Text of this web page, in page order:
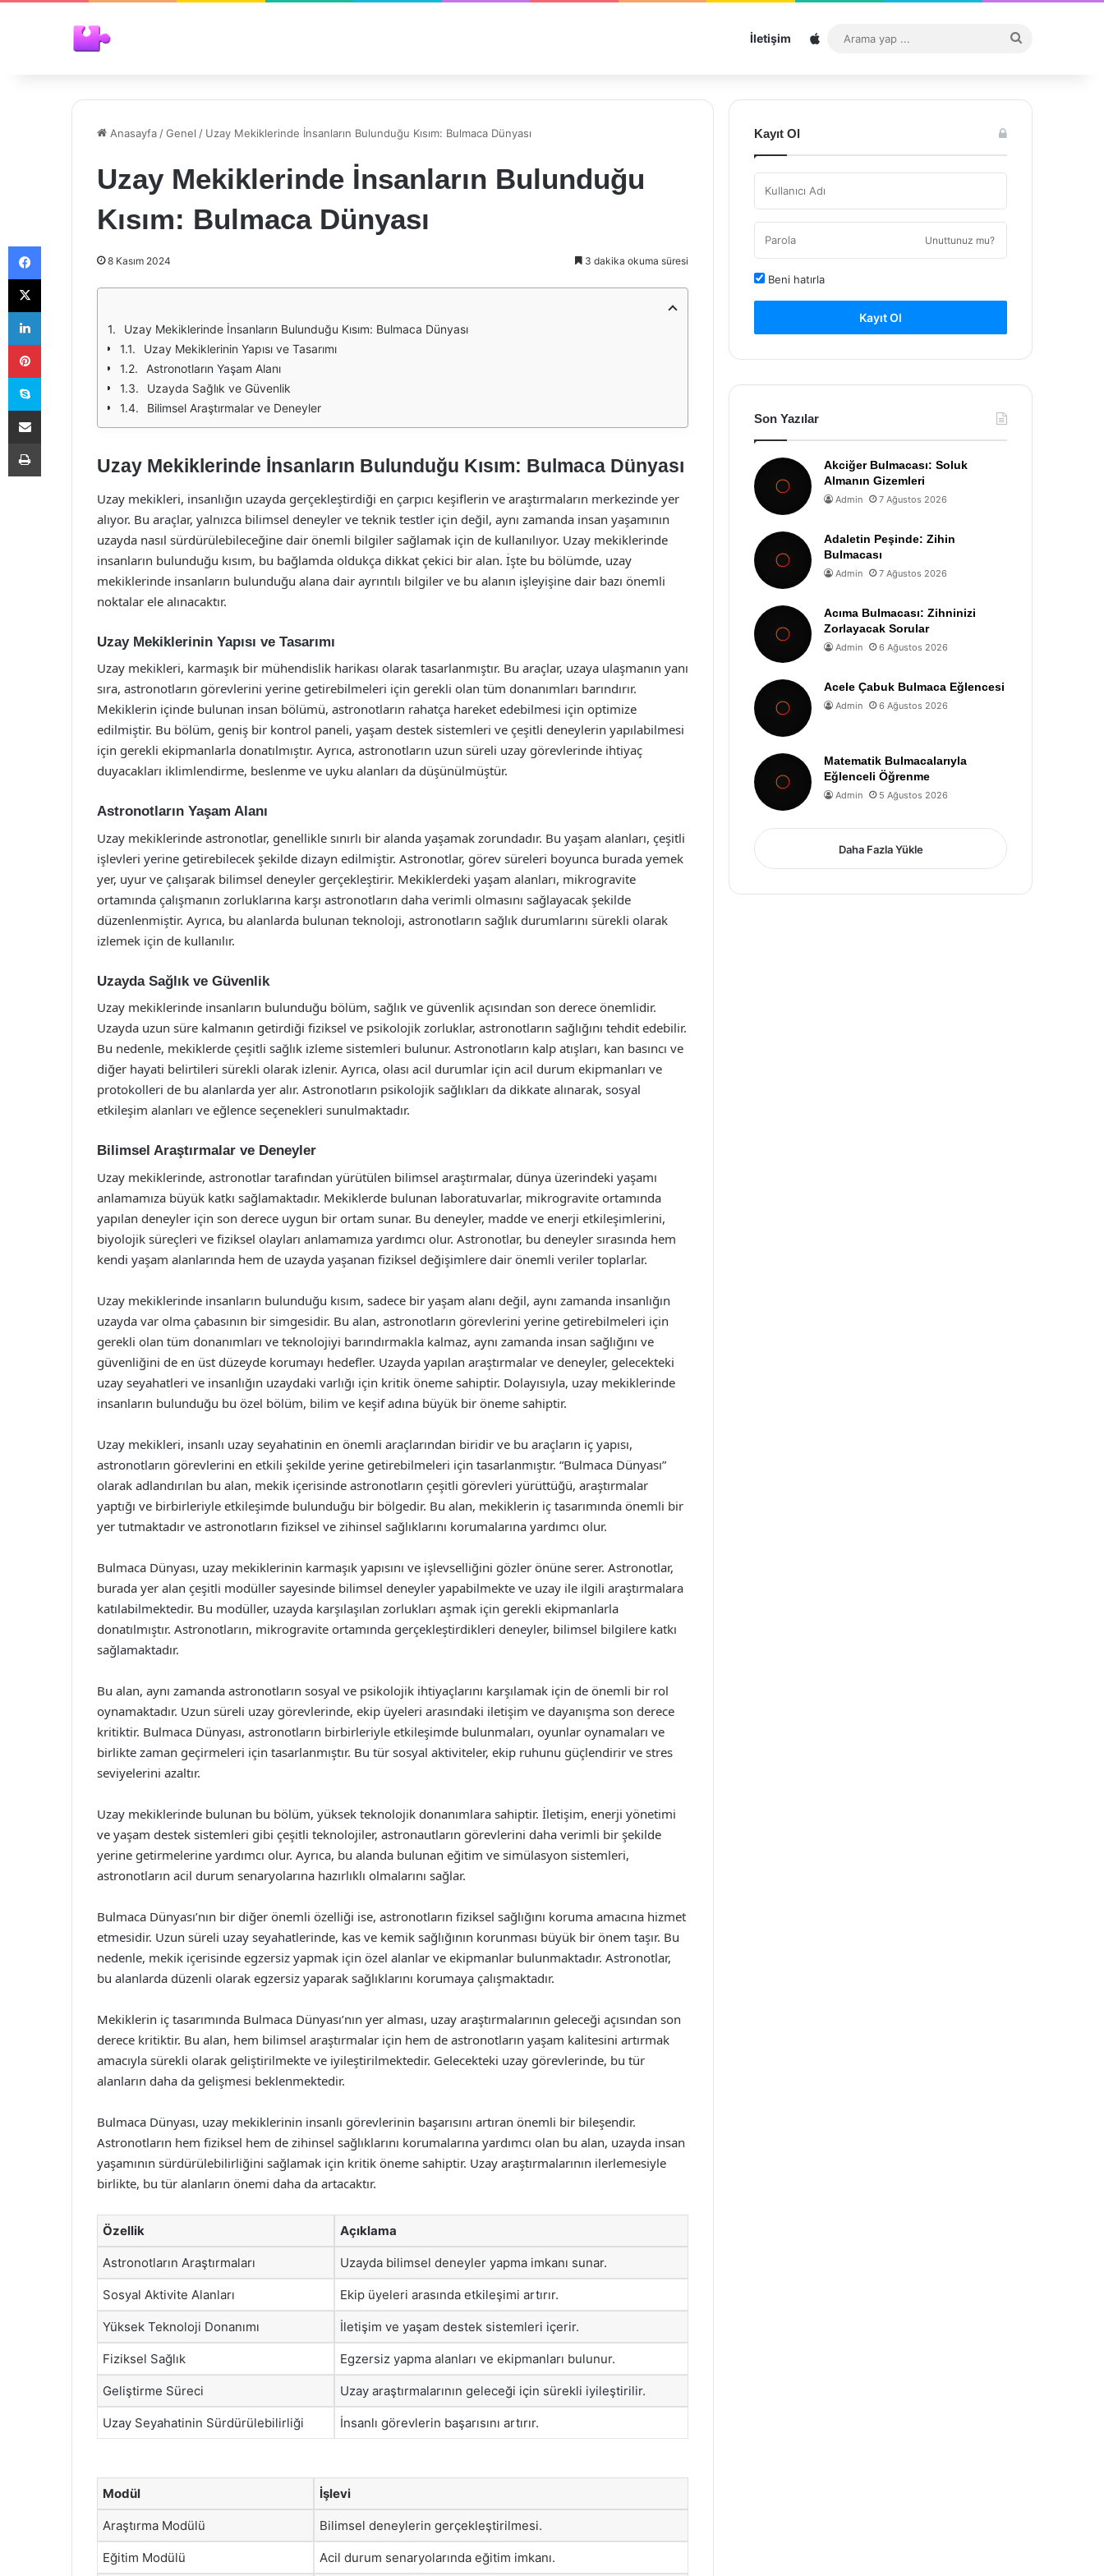
İletişim Sitemap
...
Anasayfa /Genel / Uzay Mekiklerinde İnsanların Bulunduğu Kısım: Bulmaca Dünyası
Uzay Mekiklerinde İnsanların Bulunduğu
Kısım: Bulmaca Dünyası
8 Kasım 2024 3 dakika okuma süresi
Uzay Mekiklerinde İnsanların Bulunduğu Kısım: Bulmaca Dünyası
Uzay Mekiklerinin Yapısı ve Tasarımı
Astronotların Yaşam Alanı
Uzayda Sağlık ve Güvenlik
Bilimsel Araştırmalar ve Deneyler
Uzay Mekiklerinde İnsanların Bulunduğu Kısım: Bulmaca Dünyası
Uzay mekikleri, insanlığın uzayda gerçekleştirdiği en çarpıcı keşiflerin ve araştırmaların merkezinde yer
alıyor. Bu araçlar, yalnızca bilimsel deneyler ve teknik testler için değil, aynı zamanda insan yaşamının
uzayda nasıl sürdürülebileceğine dair önemli bilgiler sağlamak için de kullanılıyor. Uzay mekiklerinde
insanların bulunduğu kısım, bu bağlamda oldukça dikkat çekici bir alan. İşte bu bölümde, uzay
mekiklerinde insanların bulunduğu alana dair ayrıntılı bilgiler ve bu alanın işleyişine dair bazı önemli
noktalar ele alınacaktır.
Uzay Mekiklerinin Yapısı ve Tasarımı
Uzay mekikleri, karmaşık bir mühendislik harikası olarak tasarlanmıştır. Bu araçlar, uzaya ulaşmanın yanı
sıra, astronotların görevlerini yerine getirebilmeleri için gerekli olan tüm donanımları barındırır.
Mekiklerin içinde bulunan insan bölümü, astronotların rahatça hareket edebilmesi için optimize
edilmiştir. Bu bölüm, geniş bir kontrol paneli, yaşam destek sistemleri ve çeşitli deneylerin yapılabilmesi
için gerekli ekipmanlarla donatılmıştır. Ayrıca, astronotların uzun süreli uzay görevlerinde ihtiyaç
duyacakları iklimlendirme, beslenme ve uyku alanları da düşünülmüştür.
Astronotların Yaşam Alanı
Uzay mekiklerinde astronotlar, genellikle sınırlı bir alanda yaşamak zorundadır. Bu yaşam alanları, çeşitli
işlevleri yerine getirebilecek şekilde dizayn edilmiştir. Astronotlar, görev süreleri boyunca burada yemek
yer, uyur ve çalışarak bilimsel deneyler gerçekleştirir. Mekiklerdeki yaşam alanları, mikrogravite
ortamında çalışmanın zorluklarına karşı astronotların daha verimli olmasını sağlayacak şekilde
düzenlenmiştir. Ayrıca, bu alanlarda bulunan teknoloji, astronotların sağlık durumlarını sürekli olarak
izlemek için de kullanılır.
Uzayda Sağlık ve Güvenlik
Uzay mekiklerinde insanların bulunduğu bölüm, sağlık ve güvenlik açısından son derece önemlidir.
Uzayda uzun süre kalmanın getirdiği fiziksel ve psikolojik zorluklar, astronotların sağlığını tehdit edebilir.
Bu nedenle, mekiklerde çeşitli sağlık izleme sistemleri bulunur. Astronotların kalp atışları, kan basıncı ve
diğer hayati belirtileri sürekli olarak izlenir. Ayrıca, olası acil durumlar için acil durum ekipmanları ve
protokolleri de bu alanlarda yer alır. Astronotların psikolojik sağlıkları da dikkate alınarak, sosyal
etkileşim alanları ve eğlence seçenekleri sunulmaktadır.
Bilimsel Araştırmalar ve Deneyler
Uzay mekiklerinde, astronotlar tarafından yürütülen bilimsel araştırmalar, dünya üzerindeki yaşamı
anlamamıza büyük katkı sağlamaktadır. Mekiklerde bulunan laboratuvarlar, mikrogravite ortamında
yapılan deneyler için son derece uygun bir ortam sunar. Bu deneyler, madde ve enerji etkileşimlerini,
biyolojik süreçleri ve fiziksel olayları anlamamıza yardımcı olur. Astronotlar, bu deneyler sırasında hem
kendi yaşam alanlarında hem de uzayda yaşanan fiziksel değişimlere dair önemli veriler toplarlar.
Uzay mekiklerinde insanların bulunduğu kısım, sadece bir yaşam alanı değil, aynı zamanda insanlığın
uzayda var olma çabasının bir simgesidir. Bu alan, astronotların görevlerini yerine getirebilmeleri için
gerekli olan tüm donanımları ve teknolojiyi barındırmakla kalmaz, aynı zamanda insan sağlığını ve
güvenliğini de en üst düzeyde korumayı hedefler. Uzayda yapılan araştırmalar ve deneyler, gelecekteki
uzay seyahatleri ve insanlığın uzaydaki varlığı için kritik öneme sahiptir. Dolayısıyla, uzay mekiklerinde
insanların bulunduğu bu özel bölüm, bilim ve keşif adına büyük bir öneme sahiptir.
Uzay mekikleri, insanlı uzay seyahatinin en önemli araçlarından biridir ve bu araçların iç yapısı,
astronotların görevlerini en etkili şekilde yerine getirebilmeleri için tasarlanmıştır. “Bulmaca Dünyası”
olarak adlandırılan bu alan, mekik içerisinde astronotların çeşitli görevleri yürüttüğü, araştırmalar
yaptığı ve birbirleriyle etkileşimde bulunduğu bir bölgedir. Bu alan, mekiklerin iç tasarımında önemli bir
yer tutmaktadır ve astronotların fiziksel ve zihinsel sağlıklarını korumalarına yardımcı olur.
Bulmaca Dünyası, uzay mekiklerinin karmaşık yapısını ve işlevselliğini gözler önüne serer. Astronotlar,
burada yer alan çeşitli modüller sayesinde bilimsel deneyler yapabilmekte ve uzay ile ilgili araştırmalara
katılabilmektedir. Bu modüller, uzayda karşılaşılan zorlukları aşmak için gerekli ekipmanlarla
donatılmıştır. Astronotların, mikrogravite ortamında gerçekleştirdikleri deneyler, bilimsel bilgilere katkı
sağlamaktadır.
Bu alan, aynı zamanda astronotların sosyal ve psikolojik ihtiyaçlarını karşılamak için de önemli bir rol
oynamaktadır. Uzun süreli uzay görevlerinde, ekip üyeleri arasındaki iletişim ve dayanışma son derece
kritiktir. Bulmaca Dünyası, astronotların birbirleriyle etkileşimde bulunmaları, oyunlar oynamaları ve
birlikte zaman geçirmeleri için tasarlanmıştır. Bu tür sosyal aktiviteler, ekip ruhunu güçlendirir ve stres
seviyelerini azaltır.
Uzay mekiklerinde bulunan bu bölüm, yüksek teknolojik donanımlara sahiptir. İletişim, enerji yönetimi
ve yaşam destek sistemleri gibi çeşitli teknolojiler, astronautların görevlerini daha verimli bir şekilde
yerine getirmelerine yardımcı olur. Ayrıca, bu alanda bulunan eğitim ve simülasyon sistemleri,
astronotların acil durum senaryolarına hazırlıklı olmalarını sağlar.
Bulmaca Dünyası’nın bir diğer önemli özelliği ise, astronotların fiziksel sağlığını koruma amacına hizmet
etmesidir. Uzun süreli uzay seyahatlerinde, kas ve kemik sağlığının korunması büyük bir önem taşır. Bu
nedenle, mekik içerisinde egzersiz yapmak için özel alanlar ve ekipmanlar bulunmaktadır. Astronotlar,
bu alanlarda düzenli olarak egzersiz yaparak sağlıklarını korumaya çalışmaktadır.
Mekiklerin iç tasarımında Bulmaca Dünyası’nın yer alması, uzay araştırmalarının geleceği açısından son
derece kritiktir. Bu alan, hem bilimsel araştırmalar için hem de astronotların yaşam kalitesini artırmak
amacıyla sürekli olarak geliştirilmekte ve iyileştirilmektedir. Gelecekteki uzay görevlerinde, bu tür
alanların daha da gelişmesi beklenmektedir.
Bulmaca Dünyası, uzay mekiklerinin insanlı görevlerinin başarısını artıran önemli bir bileşendir.
Astronotların hem fiziksel hem de zihinsel sağlıklarını korumalarına yardımcı olan bu alan, uzayda insan
yaşamının sürdürülebilirliğini sağlamak için kritik öneme sahiptir. Uzay araştırmalarının ilerlemesiyle
birlikte, bu tür alanların önemi daha da artacaktır.
Özellik Açıklama
Astronotların Araştırmaları Uzayda bilimsel deneyler yapma imkanı sunar.
Sosyal Aktivite Alanları Ekip üyeleri arasında etkileşimi artırır.
Yüksek Teknoloji Donanımı İletişim ve yaşam destek sistemleri içerir.
Fiziksel Sağlık Egzersiz yapma alanları ve ekipmanları bulunur.
Geliştirme Süreci Uzay araştırmalarının geleceği için sürekli iyileştirilir.
Uzay Seyahatinin Sürdürülebilirliği İnsanlı görevlerin başarısını artırır.
Modül İşlevi
Araştırma Modülü Bilimsel deneylerin gerçekleştirilmesi.
Eğitim Modülü Acil durum senaryolarında eğitim imkanı.
Kayıt Ol
Unuttunuz mu?
Beni hatırla
Kayıt Ol
Son Yazılar
Akciğer Bulmacası: Soluk
Almanın Gizemleri
Admin 7 Ağustos 2026
Adaletin Peşinde: Zihin
Bulmacası
Admin 7 Ağustos 2026
Acıma Bulmacası: Zihninizi
Zorlayacak Sorular
Admin 6 Ağustos 2026
Acele Çabuk Bulmaca Eğlencesi
Admin 6 Ağustos 2026
Matematik Bulmacalarıyla
Eğlenceli Öğrenme
Admin 5 Ağustos 2026
Daha Fazla Yükle
Facebook
X
LinkedIn
Pinterest
Skype
E-Posta ile paylaş